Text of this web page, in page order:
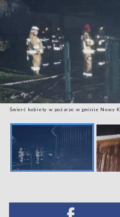
Śmierć kobiety w pożarze w gminie Nowy